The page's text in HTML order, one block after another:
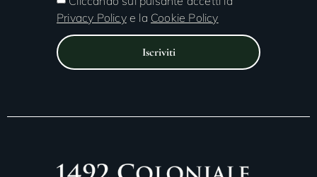
Privacy Policye la Cookie Policy
Iscriviti